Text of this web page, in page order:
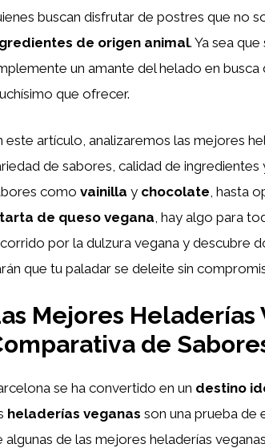
buscan disfrutar de postres que no
de origen animal. Ya sea
un amante del helado en
que ofrecer.
este artículo, analizaremos las mejores
de sabores, calidad de
como vainilla y chocolate , hasta
tarta de queso vegana , hay algo para
por la dulzura vegana y descubre
que tu paladar se deleite sin
Mejores
de
se ha convertido en un destino
heladerías veganas son una prueba de
algunas de las mejores heladerías